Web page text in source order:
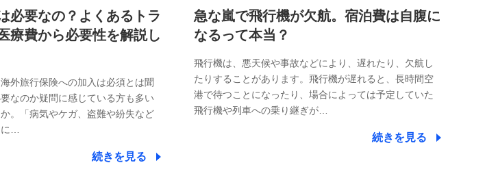
必要なの？よくあるトラ
療費から必要性を解説し
外旅行保険への加入は必須とは聞
なのか疑問に感じている方も多い
。「病気やケガ、盗難や紛失など
に…
続きを見る
急な嵐で飛行機が欠航。宿泊費は自腹に
なるって本当？
飛行機は、悪天候や事故などにより、遅れたり、欠航し
たりすることがあります。飛行機が遅れると、長時間空
港で待つことになったり、場合によっては予定していた
飛行機や列車への乗り継ぎが…
続きを見る